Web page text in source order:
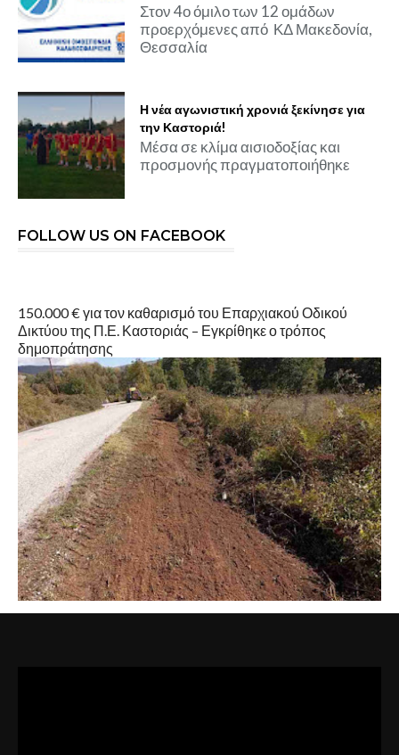
Στον 4ο όμιλο των 12 ομάδων
προερχόμενες από ΚΔ Μακεδονία,
Θεσσαλία
Η νέα αγωνιστική χρονιά ξεκίνησε για
την Καστοριά!
Μέσα σε κλίμα αισιοδοξίας και
προσμονής πραγματοποιήθηκε
FOLLOW US ON FACEBOOK
150.000 € για τον καθαρισμό του Επαρχιακού Οδικού
Δικτύου της Π.Ε. Καστοριάς – Εγκρίθηκε ο τρόπος
δημοπράτησης